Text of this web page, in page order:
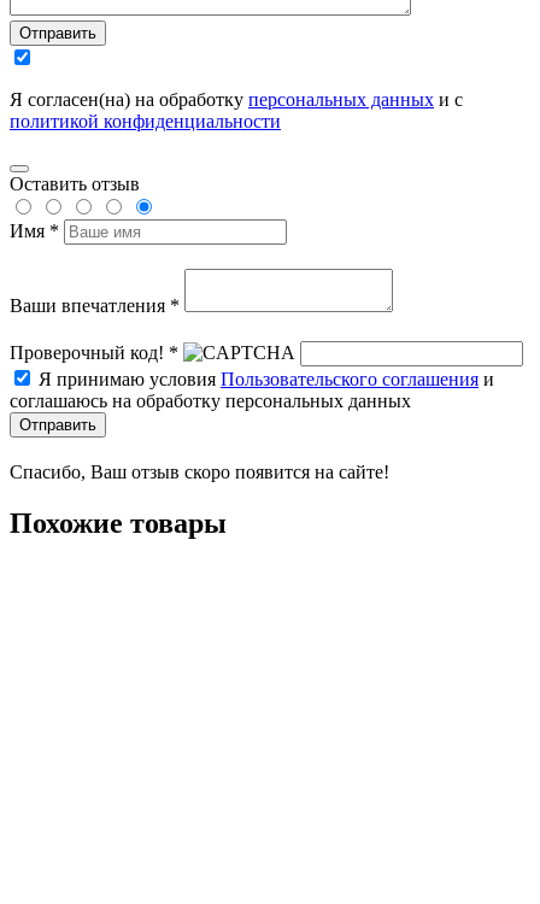
Отправить
Я согласен(на) на обработку персональных данных и с
политикой конфиденциальности
Оставить отзыв
Имя *
Ваши впечатления *
Проверочный код! *
Я принимаю условия Пользовательского соглашения и
соглашаюсь на обработку персональных данных
Отправить
Спасибо, Ваш отзыв скоро появится на сайте!
Похожие товары